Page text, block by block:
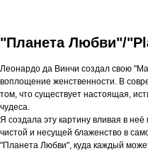
"Планета Любви"/
Леонардо да Винчи создал свою
воплощение женственности. В
том, что существует настоящая,
чудеса.
Я создала эту картину вливая в
чистой и несущей блаженство в
"Планета Любви", куда каждый